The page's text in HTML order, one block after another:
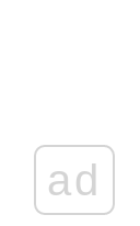
ad